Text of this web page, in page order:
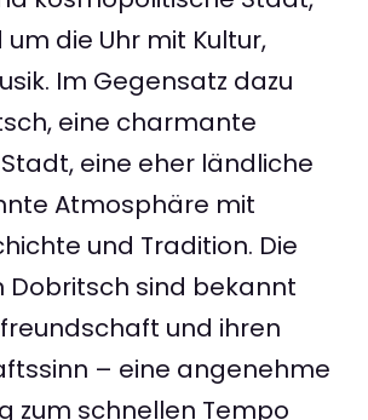
die Uhr mit Kultur,
Im Gegensatz dazu
eine charmante
eine eher ländliche
Atmosphäre mit
und Tradition. Die
Dobritsch sind bekannt
und ihren
– eine angenehme
zum schnellen Tempo